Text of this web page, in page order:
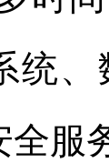
统
全服